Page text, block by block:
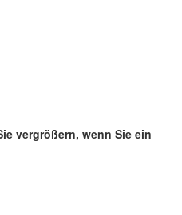
vergrößern, wenn Sie ein